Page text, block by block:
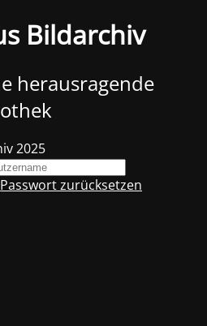
Bildarchiv
herausragende
2025
Passwort zurücksetzen